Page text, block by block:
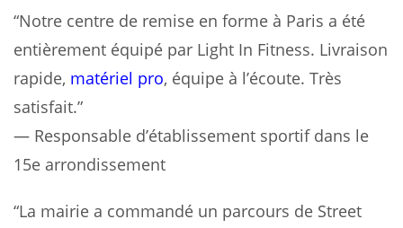
“Notre centre de remise en forme à Paris a été
entièrement équipé par Light In Fitness. Livraison
rapide, matériel pro, équipe à l’écoute. Très
satisfait.”
— Responsable d’établissement sportif dans le
15e arrondissement
“La mairie a commandé un parcours de Street